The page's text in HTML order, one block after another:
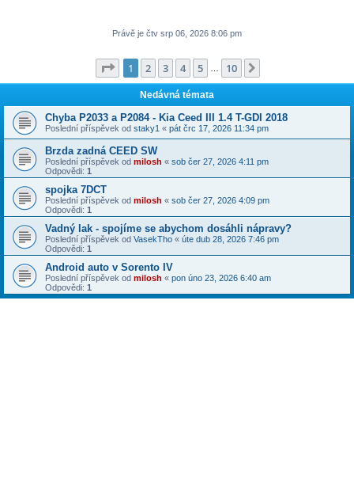
Právě je čtv srp 06, 2026 8:06 pm
Stránka z 10
1 2 3 4 5 10
Nedávná témata
Chyba P2033 a P2084 - Kia Ceed III 1.4 T-GDI 2018
Poslední příspěvek od staky1 « pát črc 17, 2026 11:34 pm
Brzda zadná CEED SW
Poslední příspěvek od milosh « sob čer 27, 2026 4:11 pm
Odpovědi: 1
spojka 7DCT
Poslední příspěvek od milosh « sob čer 27, 2026 4:09 pm
Odpovědi: 1
Vadný lak - spojíme se abychom dosáhli nápravy?
Poslední příspěvek od VasekTho « úte dub 28, 2026 7:46 pm
Odpovědi: 1
Android auto v Sorento IV
Poslední příspěvek od milosh « pon úno 23, 2026 6:40 am
Odpovědi: 1